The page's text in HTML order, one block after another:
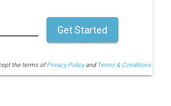
the terms ofPrivacy Policyand Terms & Conditions.
Get Started